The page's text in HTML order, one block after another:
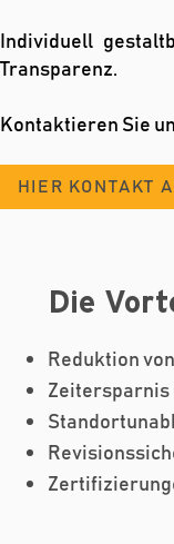
Individuell
Transparenz.
Kontaktieren Sie
HIER KONTAKT
Die
Reduktion
Zeitersparnis